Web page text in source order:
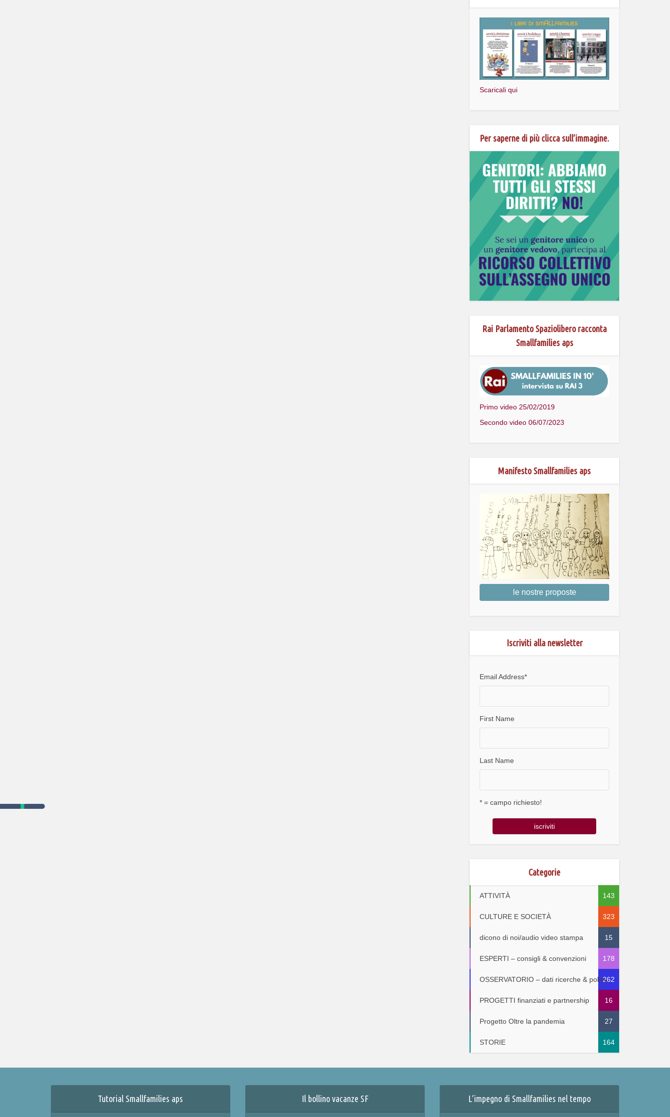
Scaricali qui
Per saperne di più clicca sull’immagine.
Rai Parlamento Spaziolibero racconta
Smallfamilies aps
Primo video 25/02/2019
Secondo video 06/07/2023
Manifesto Smallfamilies aps
le nostre proposte
Iscriviti alla newsletter
Email Address*
First Name
Last Name
* = campo richiesto!
Categorie
ATTIVITÀ 143
CULTURE E SOCIETÀ 323
dicono di noi/audio video stampa 15
ESPERTI – consigli & convenzioni 178
OSSERVATORIO – dati ricerche & policy262
PROGETTI finanziati e partnership 16
Progetto Oltre la pandemia 27
STORIE 164
Tutorial Smallfamilies aps Il bollino vacanze SF L’impegno di Smallfamilies nel tempo